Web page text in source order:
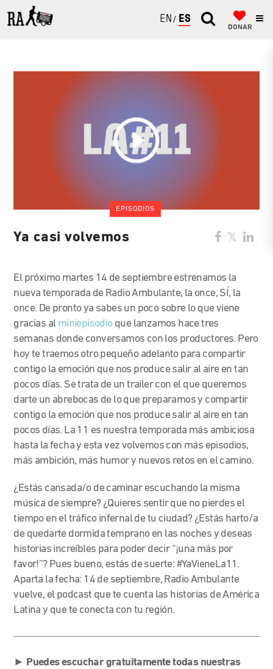
ENGLISH
ESPAÑOL
DONAR
EPISODIOS
Ya casi volvemos
El próximo martes 14 de septiembre estrenamos la
nueva temporada de Radio Ambulante, la once, SÍ, la
once. De pronto ya sabes un poco sobre lo que viene
gracias al miniepisodioque lanzamos hace tres
semanas donde conversamos con los productores. Pero
hoy te traemos otro pequeño adelanto para compartir
contigo la emoción que nos produce salir al aire en tan
pocos días. Se trata de un trailer con el que queremos
darte un abrebocas de lo que preparamos y compartir
contigo la emoción que nos produce salir al aire en tan
pocos días. La 11 es nuestra temporada más ambiciosa
hasta la fecha y esta vez volvemos con más episodios,
más ambición, más humor y nuevos retos en el camino.
¿Estás cansada/o de caminar escuchando la misma
música de siempre? ¿Quieres sentir que no pierdes el
tiempo en el tráfico infernal de tu ciudad? ¿Estás harto/a
de quedarte dormida temprano en las noches y deseas
historias increíbles para poder decir “¡una más por
favor!”? Pues bueno, estás de suerte: #YaVieneLa11.
Aparta la fecha: 14 de septiembre, Radio Ambulante
vuelve, el podcast que te cuenta las historias de América
Latina y que te conecta con tu región.
► Puedes escuchar gratuitamente todas nuestras